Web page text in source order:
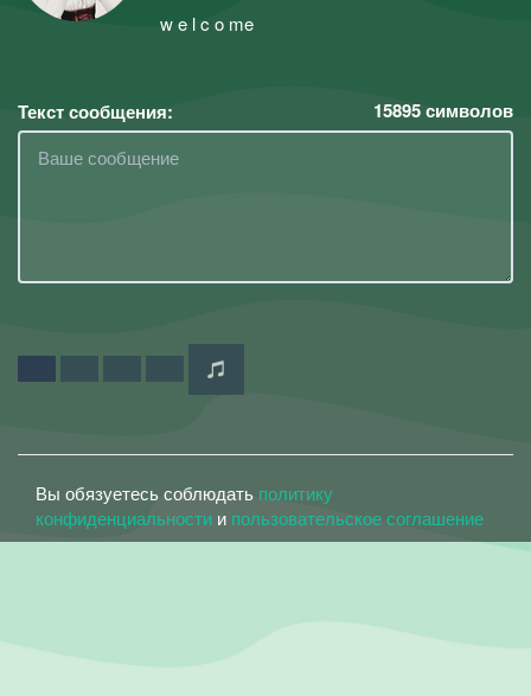
w e l c o me
Текст сообщения: 15895символов
Вы обязуетесь соблюдать политику
конфиденциальности и пользовательское соглашение